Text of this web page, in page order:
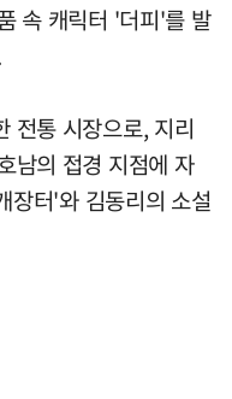
속 캐릭터 '더피'를 발
전통 시장으로, 지리
남의 접경 지점에 자
장터'와 김동리의 소설